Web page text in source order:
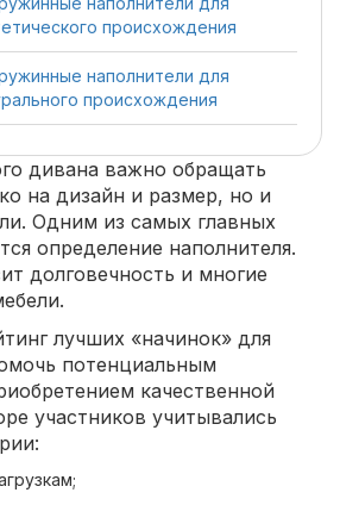
происхождения
наполнители для
происхождения
дивана важно обращать
на дизайн и размер, но и
Одним из самых главных
определение наполнителя.
долговечность и многие
лучших «начинок» для
потенциальным
качественной
участников учитывались